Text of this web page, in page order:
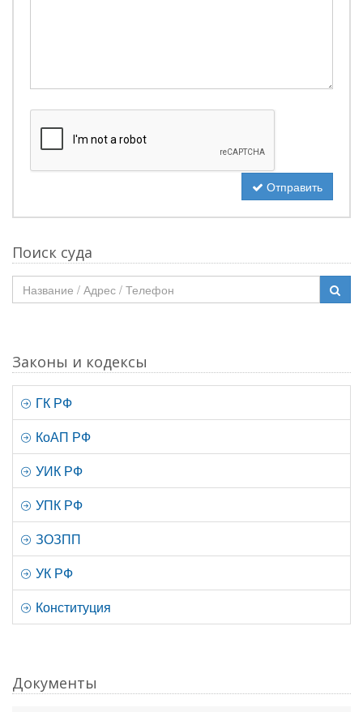
Отправить
Поиск суда
Законы и кодексы
ГК РФ
КоАП РФ
УИК РФ
УПК РФ
ЗОЗПП
УК РФ
Конституция
Документы